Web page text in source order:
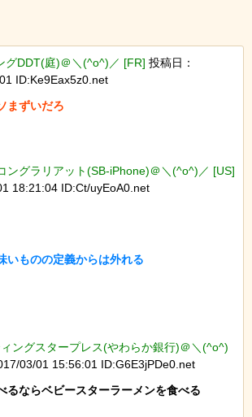
グDDT(庭)＠＼(^o^)／ [FR] 投稿日：
ID:Ke9Eax5z0.net
まずいだろ
ングラリアット(SB-iPhone)＠＼(^o^)／ [US]
18:21:04 ID:Ct/uyEoA0.net
いものの定義からは外れる
ングスタープレス(やわらか銀行)＠＼(^o^)
03/01 15:56:01 ID:G6E3jPDe0.net
るならベビースターラーメンを食べる